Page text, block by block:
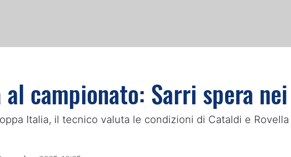
al campionato: Sarri spera
Italia, il tecnico valuta le condizioni di Cataldi e